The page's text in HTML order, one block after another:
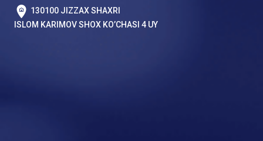
130100 JIZZAX SHAXRI
ISLOM KARIMOV SHOX KO’CHASI 4 UY